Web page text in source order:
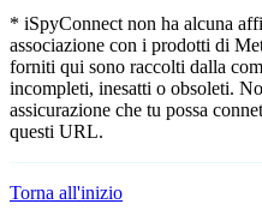
* iSpyConnect non ha alcuna
associazione con i prodotti di
forniti qui sono raccolti dalla
incompleti, inesatti o obsoleti.
assicurazione che tu possa
questi URL.
Torna all'inizio